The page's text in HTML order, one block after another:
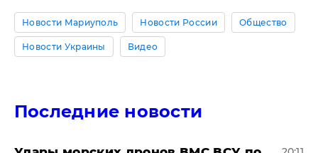
Новости Мариуполь Новости России Общество
Новости Украины Видео
Последние новости